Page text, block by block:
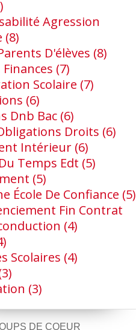
Agression
(8)
D'élèves (8)
(7)
Scolaire (7)
(6)
Dnb Bac (6)
Droits (6)
Intérieur (6)
Temps Edt (5)
(5)
École De Confiance (5)
Fin Contrat
(4)
Scolaires (4)
(3)
DE COEUR